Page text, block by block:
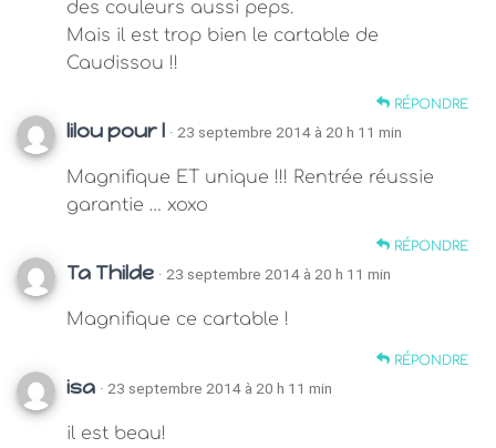
des couleurs aussi peps.
Mais il est trop bien le cartable de
Caudissou !!
RÉPONDRE
lilou pour l · 23 septembre 2014 à 20 h 11 min
Magnifique ET unique !!! Rentrée réussie
garantie … xoxo
RÉPONDRE
Ta Thilde · 23 septembre 2014 à 20 h 11 min
Magnifique ce cartable !
RÉPONDRE
isa · 23 septembre 2014 à 20 h 11 min
il est beau!